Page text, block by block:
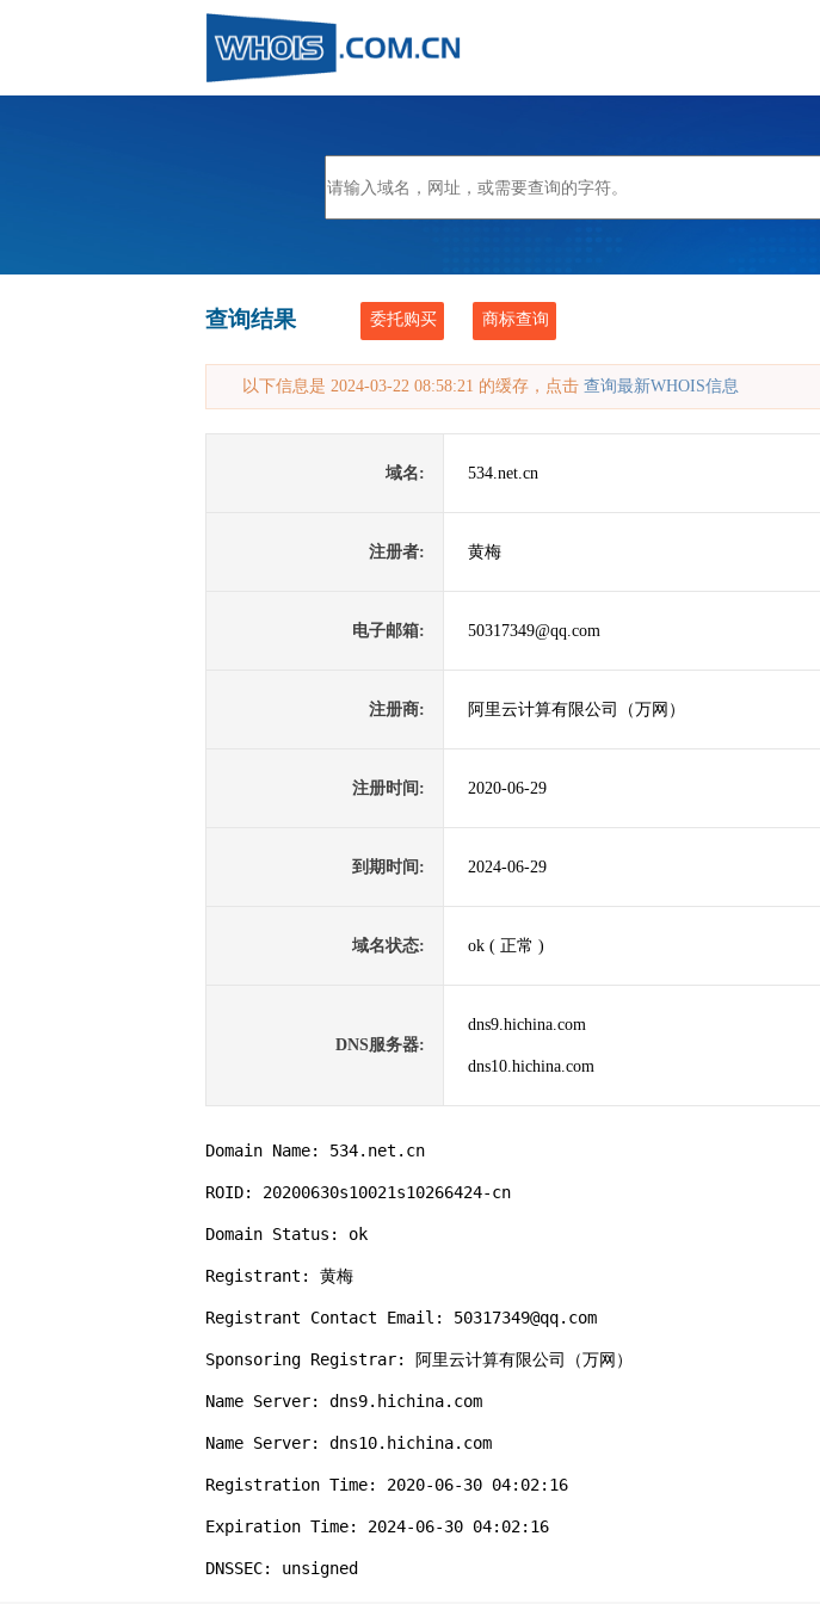
查询结果 委托购买 商标查询
以下信息是 2024-03-22 08:58:21 的缓存，点击 查询最新WHOIS信息
域名: 534.net.cn
注册者: 黄梅
电子邮箱: 50317349@qq.com
注册商: 阿里云计算有限公司（万网）
注册时间: 2020-06-29
到期时间: 2024-06-29
域名状态: ok ( 正常 )
DNS服务器:
dns9.hichina.com
dns10.hichina.com
Domain Name: 534.net.cn
ROID: 20200630s10021s10266424-cn
Domain Status: ok
Registrant: 黄梅
Registrant Contact Email: 50317349@qq.com
Sponsoring Registrar: 阿里云计算有限公司（万网）
Name Server: dns9.hichina.com
Name Server: dns10.hichina.com
Registration Time: 2020-06-30 04:02:16
Expiration Time: 2024-06-30 04:02:16